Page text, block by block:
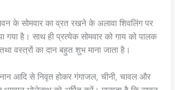
के सोमवार का व्रत रखने के अलावा शिवलिंग पर
गया है। साथ ही प्रत्येक सोमवार को गाय को पालक
वस्त्रों का दान बहुत शुभ माना जाता है।
आदि से निवृत होकर गंगाजल, चीनी, चावल और